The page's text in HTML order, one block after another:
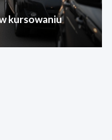
kursowaniu